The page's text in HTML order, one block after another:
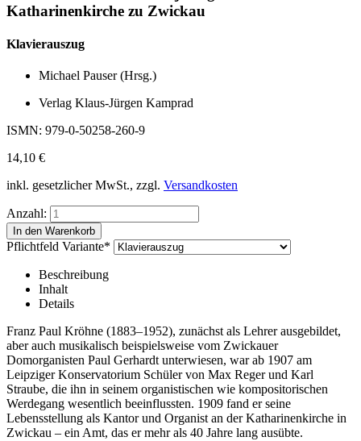
Katharinenkirche zu Zwickau
Klavierauszug
Michael Pauser (Hrsg.)
Verlag Klaus-Jürgen Kamprad
ISMN: 979-0-50258-260-9
14,10 €
inkl. gesetzlicher MwSt., zzgl. Versandkosten
Anzahl:
Pflichtfeld Variante*
Beschreibung
Inhalt
Details
Franz Paul Kröhne (1883–1952), zunächst als Lehrer ausgebildet,
aber auch musikalisch beispielsweise vom Zwickauer
Domorganisten Paul Gerhardt unterwiesen, war ab 1907 am
Leipziger Konservatorium Schüler von Max Reger und Karl
Straube, die ihn in seinem organistischen wie kompositorischen
Werdegang wesentlich beeinflussten. 1909 fand er seine
Lebensstellung als Kantor und Organist an der Katharinenkirche in
Zwickau – ein Amt, das er mehr als 40 Jahre lang ausübte.